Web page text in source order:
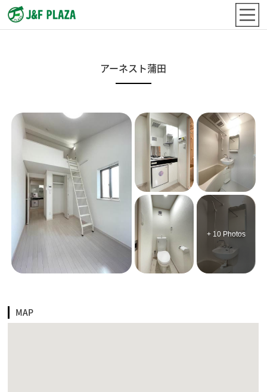
アーネスト蒲田
+ 10 Photos
MAP